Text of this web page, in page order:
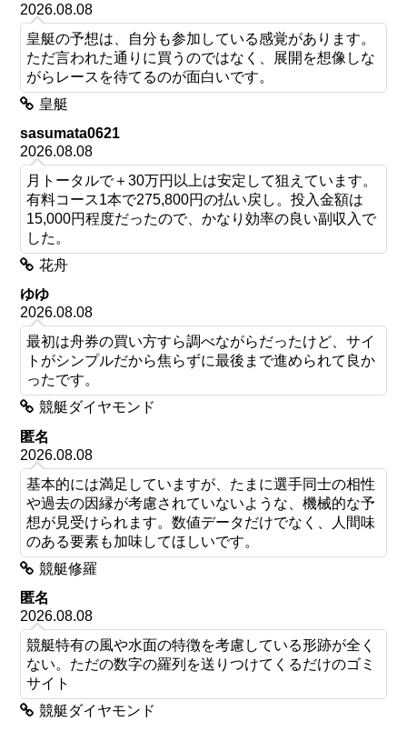
2026.08.08
皇艇の予想は、自分も参加している感覚があります。
ただ言われた通りに買うのではなく、展開を想像しな
がらレースを待てるのが面白いです。
皇艇
sasumata0621
2026.08.08
月トータルで＋30万円以上は安定して狙えています。
有料コース1本で275,800円の払い戻し。投入金額は
15,000円程度だったので、かなり効率の良い副収入で
した。
花舟
ゆゆ
2026.08.08
最初は舟券の買い方すら調べながらだったけど、サイ
トがシンプルだから焦らずに最後まで進められて良か
ったです。
競艇ダイヤモンド
匿名
2026.08.08
基本的には満足していますが、たまに選手同士の相性
や過去の因縁が考慮されていないような、機械的な予
想が見受けられます。数値データだけでなく、人間味
のある要素も加味してほしいです。
競艇修羅
匿名
2026.08.08
競艇特有の風や水面の特徴を考慮している形跡が全く
ない。ただの数字の羅列を送りつけてくるだけのゴミ
サイト
競艇ダイヤモンド